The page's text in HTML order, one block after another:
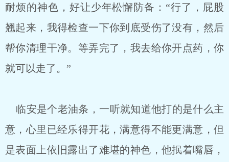
耐烦的神色，好让少年松懈防备：“行了，屁股
翘起来，我得检查一下你到底受伤了没有，然后
帮你清理干净。等弄完了，我去给你开点药，你
就可以走了。”
临安是个老油条，一听就知道他打的是什么主
意，心里已经乐得开花，满意得不能更满意，但
是表面上依旧露出了难堪的神色，他抿着嘴唇，